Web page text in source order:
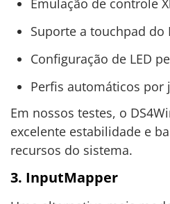
Emulação de controle
Suporte a touchpad do
Configuração de LED
Perfis automáticos por
Em nossos testes, o
excelente estabilidade e
recursos do sistema.
3. InputMapper